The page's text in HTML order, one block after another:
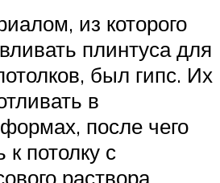
из которого
плинтуса для
был гипс. Их
в
после чего
к потолку с
раствора.